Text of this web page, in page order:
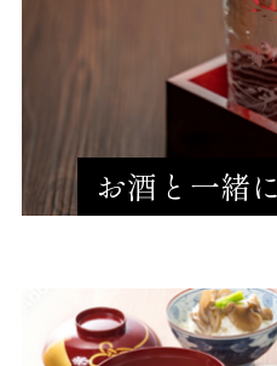
お酒と一緒